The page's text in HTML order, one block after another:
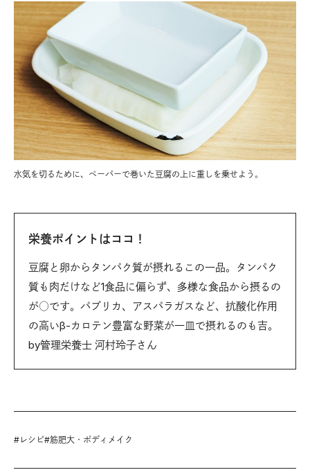
水気を切るために、ペーパーで巻いた豆腐の上に重しを乗せよう。
栄養ポイントはココ！
豆腐と卵からタンパク質が摂れるこの一品。タンパク
質も肉だけなど1食品に偏らず、多様な食品から摂るの
が○です。パプリカ、アスパラガスなど、抗酸化作用
の高いβ-カロテン豊富な野菜が一皿で摂れるのも吉。
by管理栄養士 河村玲子さん
# レシピ#筋肥大・ボディメイク